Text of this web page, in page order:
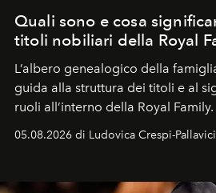
Quali sono e cosa
titoli nobiliari della Royal
L’albero genealogico della
guida alla struttura dei titoli e al
ruoli all’interno della Royal Family.
05.08.2026 di Ludovica Crespi-